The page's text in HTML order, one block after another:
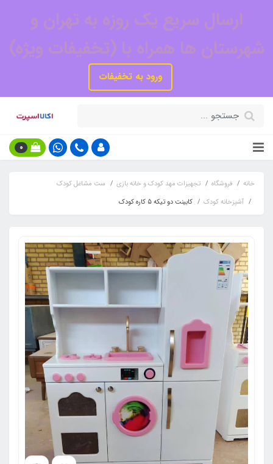
ارسال سریع یک روزه به تهران و
شهرستان ها همراه با (تخفیفات ویژه)
ورود به تخفیفات
0
خانه فروشگاه تجهیزات مهد کودک و خانه بازی
ست مشاغل کودک
آشپزخانه کودک
کابینت دو تیکه 5 کاره کودک